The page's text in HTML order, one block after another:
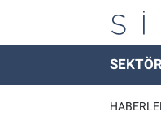
Nöbetçi Eczaneler
Hava Durumu